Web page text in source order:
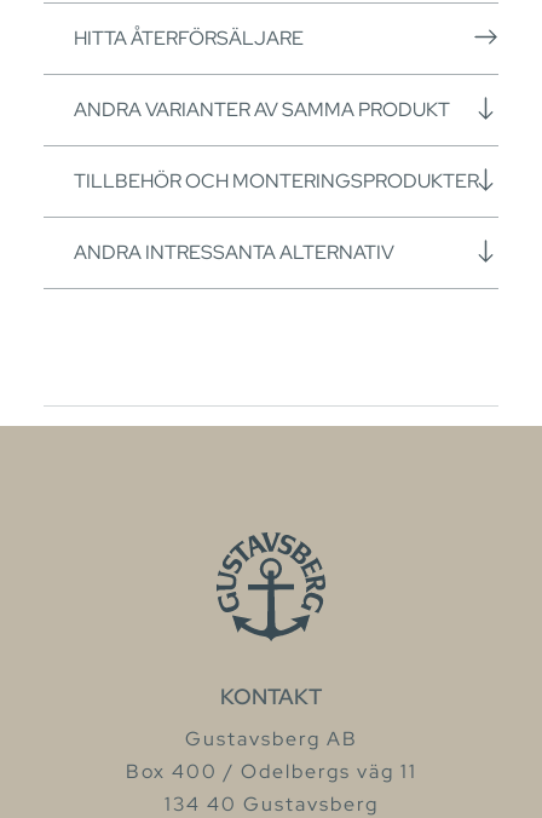
HITTA ÅTERFÖRSÄLJARE
ANDRA VARIANTER AV SAMMA PRODUKT
TILLBEHÖR OCH MONTERINGSPRODUKTER
ANDRA INTRESSANTA ALTERNATIV
KONTAKT
Gustavsberg AB
Box 400 / Odelbergs väg 11
134 40 Gustavsberg